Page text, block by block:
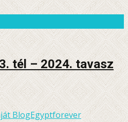
tél – 2024. tavasz
BlogEgyptforever